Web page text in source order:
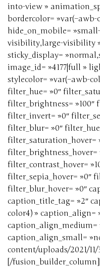
into-view »
bordercolor= »var(–awb-
hide_on_mobile=
visibility,large-visibility
sticky_display=
image_id= »4177|full »
stylecolor= »var(–awb-
filter_hue= »0″
filter_brightness= »100″
filter_invert= »0″
filter_blur= »0″
filter_saturation_hover=
filter_brightness_hover=
filter_contrast_hover=
filter_sepia_hover= »0″
filter_blur_hover= »0″
caption_title_tag= »2″
color4) » caption_align=
caption_align_medium=
caption_align_small=
content/uploads/2021/
[/